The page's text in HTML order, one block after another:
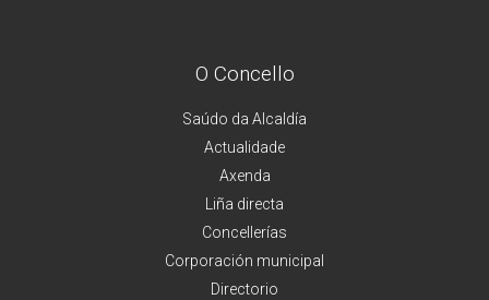
O Concello
Saúdo da Alcaldía
Actualidade
Axenda
Liña directa
Concellerías
Corporación municipal
Directorio